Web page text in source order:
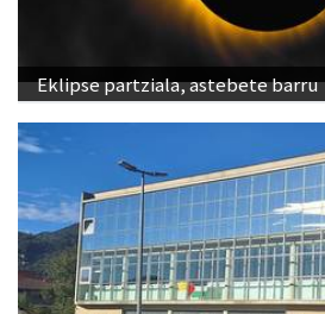
Eklipse partziala, astebete barru